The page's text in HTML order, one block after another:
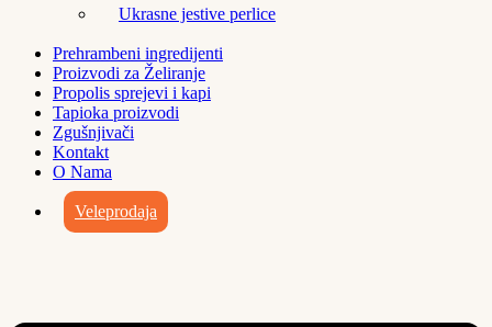
Ukrasne jestive perlice
Prehrambeni ingredijenti
Proizvodi za Želiranje
Propolis sprejevi i kapi
Tapioka proizvodi
Zgušnjivači
Kontakt
O Nama
Veleprodaja